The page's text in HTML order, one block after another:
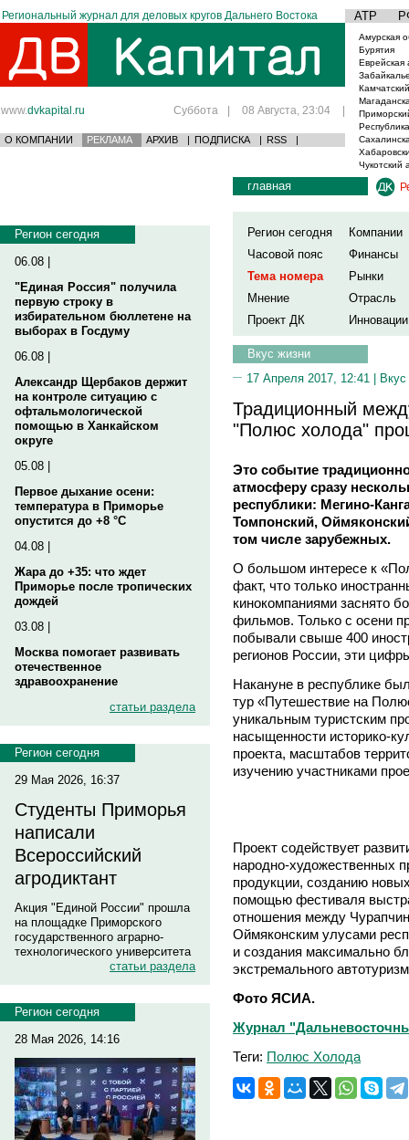
Региональный журнал для деловых кругов Дальнего Востока АТР
www.dvkapital.ru Суббота | 08 Августа, 23:04 |
О КОМПАНИИ РЕКЛАМА АРХИВ | ПОДПИСКА | RSS |
Амурская
Бурятия
Еврейская
Чукотский
Регион сегодня
06.08 |
"Единая Россия" получила
первую строку в
избирательном бюллетене на
выборах в Госдуму
06.08 |
Александр Щербаков держит
на контроле ситуацию с
офтальмологической
помощью в Ханкайском
округе
05.08 |
Первое дыхание осени:
температура в Приморье
опустится до +8 °C
04.08 |
Жара до +35: что ждет
Приморье после тропических
дождей
03.08 |
Москва помогает развивать
отечественное
здравоохранение
статьи раздела
Регион сегодня
29 Мая 2026, 16:37
Студенты Приморья
написали
Всероссийский
агродиктант
Акция "Единой России" прошла
на площадке Приморского
государственного аграрно-
технологического университета
статьи раздела
Регион сегодня
28 Мая 2026, 14:16
главная
Регион сегодня
Компании
Часовой пояс
Финансы
Тема номера
Рынки
Мнение
Отрасль
Проект ДК
Инновации
Вкус жизни
17 Апреля 2017, 12:41 |
Традиционный
"Полюс холода"
Это событие
атмосферу сразу
республики: Мегино-
Томпонский,
том числе зарубежных.
О большом интересе к
факт, что только
кинокомпаниями заснято
фильмов. Только с осени
побывали свыше 400
регионов России, эти
Накануне в республике
тур «Путешествие на
уникальным туристским
насыщенности историко-
проекта, масштабов
изучению участниками
Проект содействует
народно-художественных
продукции, созданию
помощью фестиваля
отношения между
Оймяконским улусами
и создания максимально
экстремального
Фото ЯСИА.
Журнал
Теги: Полюс Холода